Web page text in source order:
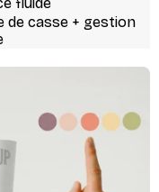
de casse + gestion